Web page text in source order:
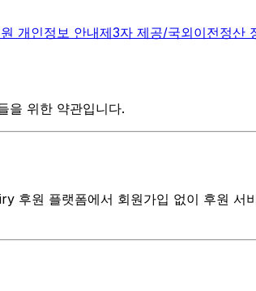
개인정보 안내제3자 제공/국외이전정산
을 위한 약관입니다.
후원 플랫폼에서 회원가입 없이 후원